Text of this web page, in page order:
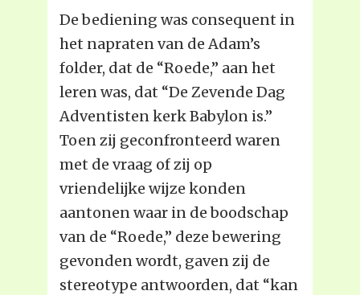
De bediening was consequent in
het napraten van de Adam’s
folder, dat de “Roede,” aan het
leren was, dat “De Zevende Dag
Adventisten kerk Babylon is.”
Toen zij geconfronteerd waren
met de vraag of zij op
vriendelijke wijze konden
aantonen waar in de boodschap
van de “Roede,” deze bewering
gevonden wordt, gaven zij de
stereotype antwoorden, dat “kan